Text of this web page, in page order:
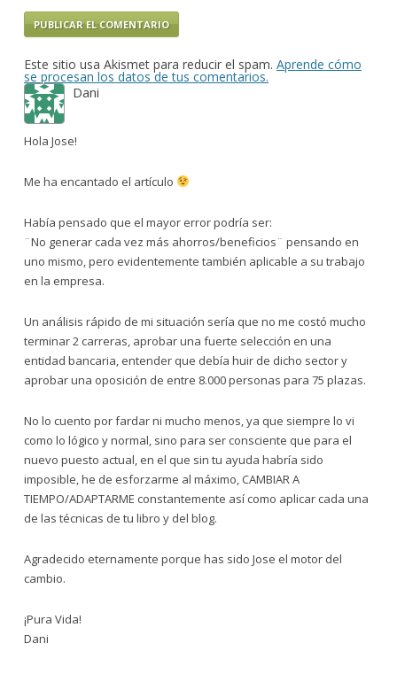
Este sitio usa Akismet para reducir el spam. Aprende cómo
se procesan los datos de tus comentarios.
Dani
Hola Jose!
Me ha encantado el artículo
Había pensado que el mayor error podría ser:
¨No generar cada vez más ahorros/beneficios¨ pensando en
uno mismo, pero evidentemente también aplicable a su trabajo
en la empresa.
Un análisis rápido de mi situación sería que no me costó mucho
terminar 2 carreras, aprobar una fuerte selección en una
entidad bancaria, entender que debía huir de dicho sector y
aprobar una oposición de entre 8.000 personas para 75 plazas.
No lo cuento por fardar ni mucho menos, ya que siempre lo vi
como lo lógico y normal, sino para ser consciente que para el
nuevo puesto actual, en el que sin tu ayuda habría sido
imposible, he de esforzarme al máximo, CAMBIAR A
TIEMPO/ADAPTARME constantemente así como aplicar cada una
de las técnicas de tu libro y del blog.
Agradecido eternamente porque has sido Jose el motor del
cambio.
¡Pura Vida!
Dani